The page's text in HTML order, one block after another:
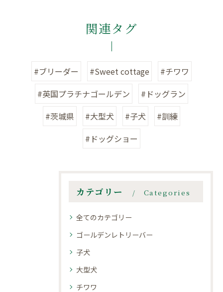
関連タグ
#ブリーダー #Sweet cottage
#チワワ
#英国プラチナゴールデン
#ドッグラン
#茨城県
#大型犬 #子犬
#訓練
#ドッグショー
カテゴリー Categories
全てのカテゴリー
ゴールデンレトリーバー
子犬
大型犬
チワワ